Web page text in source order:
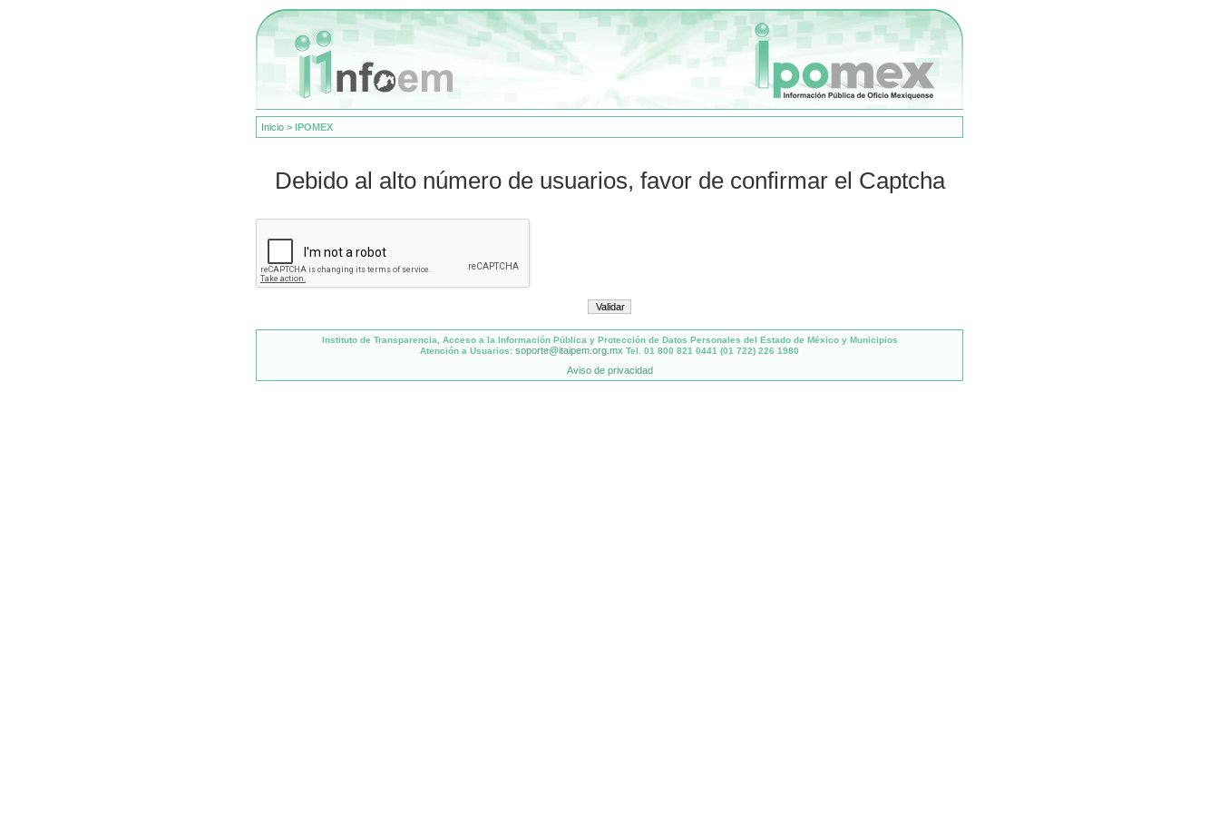
Inicio > IPOMEX
Debido al alto número de usuarios, favor de confirmar el Captcha
Instituto de Transparencia, Acceso a la Información Pública y Protección de Datos Personales del Estado de México y Municipios
Atención a Usuarios: soporte@itaipem.org.mx Tel. 01 800 821 0441 (01 722) 226 1980
Aviso de privacidad